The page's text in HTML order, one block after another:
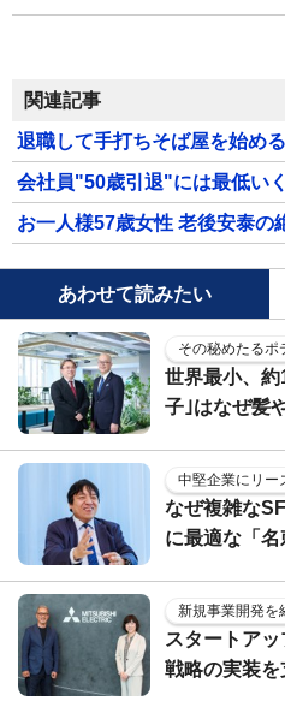
関連記事
退職して手打ちそば屋を始め
会社員"50歳引退"には最低い
お一人様57歳女性 老後安泰の
あわせて読みたい
その秘めたるポ
世界最小、
子｣はなぜ髪
中堅企業にリー
なぜ複雑な
に最適な「
新規事業開発を
スタートア
戦略の実装